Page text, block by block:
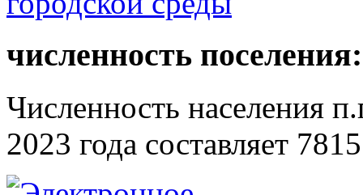
численность поселения:
Численность населения
2023 года составляет